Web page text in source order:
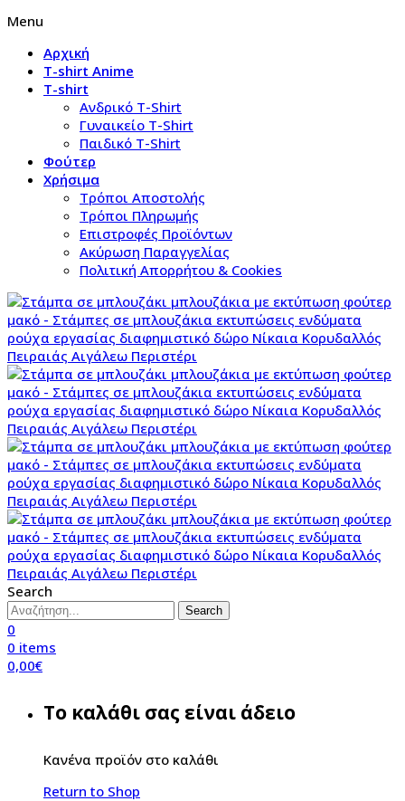
Menu
Αρχική
T-shirt Anime
T-shirt
Aνδρικό Τ-Shirt
Γυναικείο T-Shirt
Παιδικό T-Shirt
Φούτερ
Χρήσιμα
Τρόποι Αποστολής
Τρόποι Πληρωμής
Επιστροφές Προϊόντων
Ακύρωση Παραγγελίας
Πολιτική Απορρήτου & Cookies
Search
Search
0
0 items
0,00€
Το καλάθι σας είναι άδειο
Κανένα προϊόν στο καλάθι
Return to Shop